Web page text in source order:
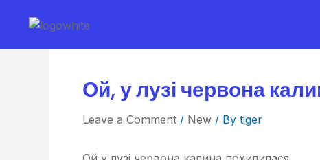
Ой, у лузі червона
Leave a Comment / New / By tiger